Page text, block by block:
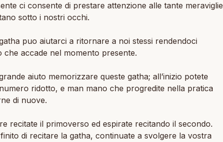
ci consente di prestare attenzione alle tante meraviglie
sotto i nostri occhi.
puo aiutarci a ritornare a noi stessi rendendoci
che accade nel momento presente.
aiuto memorizzare queste gatha; all’inizio potete
ridotto, e man mano che progredite nella pratica
di nuove.
recitate il primoverso ed espirate recitando il secondo.
di recitare la gatha, continuate a svolgere la vostra